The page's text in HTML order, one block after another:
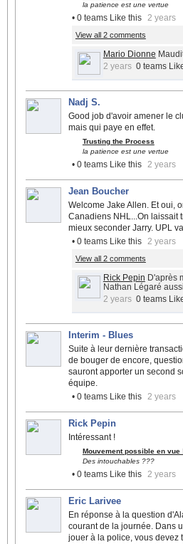
la patience est une vertue
• 0 teams Like this 2 years
View all 2 comments
Mario Dionne
2 years 0 teams
Nadj S.
Good job d'avoir amener le
mais qui paye en effet.
Trusting the Process
la patience est une vertue
• 0 teams Like this 2 years
Jean Boucher
Welcome Jake Allen. Et oui,
Canadiens NHL...On laissait
mieux seconder Jarry. UPL
• 0 teams Like this 2 years
View all 2 comments
Rick Pepin D'après
Nathan Légaré
2 years 0 teams
Interim - Blues
Suite à leur dernière
de bouger de encore,
sauront apporter un second
équipe.
• 0 teams Like this 2 years
Rick Pepin
Intéressant !
Mouvement possible en vue
Des intouchables ???
• 0 teams Like this 2 years
Eric Larivee
En réponse à la question
courant de la journée. Dans
jouer à la police, vous devez